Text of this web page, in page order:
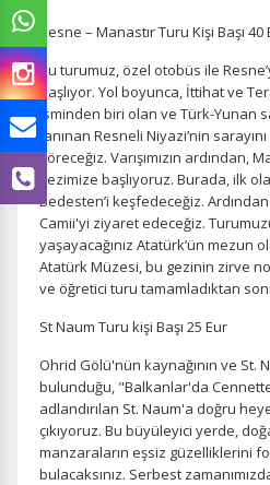
Resne – Manastır Turu Kişi Başı 40
Bu turumuz, özel otobüs ile
başlıyor. Yol boyunca, İttihat ve
isminden biri olan ve Türk-Yunan
tanınan Resneli Niyazi’nin
göreceğiz. Varışımızın ardından,
gezimize başlıyoruz. Burada, ilk
Bedesten’i keşfedeceğiz.
Camii'yi ziyaret edeceğiz.
yaşayacağınız Atatürk’ün mezun
Atatürk Müzesi, bu gezinin zirve
ve öğretici turu tamamladıktan
St Naum Turu kişi Başı 25 Eur
Ohrid Gölü'nün kaynağının ve St.
bulunduğu, "Balkanlar'da
adlandırılan St. Naum'a doğru
çıkıyoruz. Bu büyüleyici yerde,
manzaraların eşsiz güzelliklerini
bulacaksınız. Serbest